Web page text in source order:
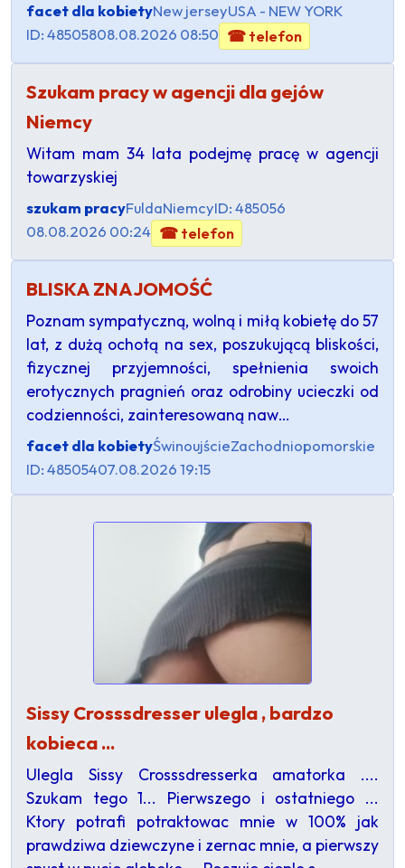
facet dla kobietyNew jerseyUSA - NEW YORK
ID: 48505808.08.2026 08:50 ☎ telefon
Szukam pracy w agencji dla gejów
Niemcy
Witam mam 34 lata podejmę pracę w agencji
towarzyskiej
szukam pracyFuldaNiemcyID: 485056
08.08.2026 00:24 ☎ telefon
BLISKA ZNAJOMOŚĆ
​Poznam sympatyczną, wolną i miłą kobietę do 57
lat, z dużą ochotą na sex, poszukującą bliskości,
fizycznej przyjemności, spełnienia swoich
erotycznych pragnień oraz odrobiny ucieczki od
codzienności, zainteresowaną naw…
facet dla kobietyŚwinoujścieZachodniopomorskie
ID: 48505407.08.2026 19:15
Sissy Crosssdresser ulegla , bardzo
kobieca ...
Ulegla Sissy Crosssdresserka amatorka ....
Szukam tego 1... Pierwszego i ostatniego ...
Ktory potrafi potraktowac mnie w 100% jak
prawdziwa dziewczyne i zernac mnie, a pierwszy